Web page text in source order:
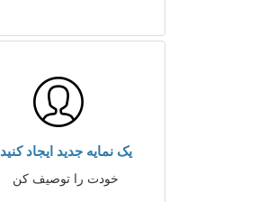
یک نمایه جدید ایجاد کنید
خودت را توصیف کن